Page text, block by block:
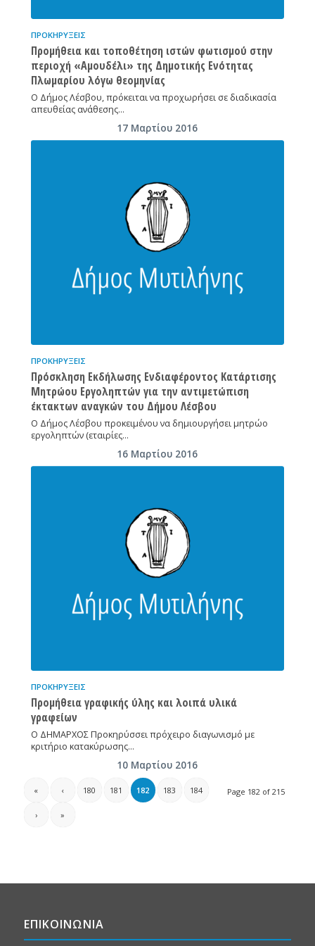
ΠΡΟΚΗΡΎΞΕΙΣ
Προμήθεια και τοποθέτηση ιστών φωτισμού στην
περιοχή «Αμουδέλι» της Δημοτικής Ενότητας
Πλωμαρίου λόγω θεομηνίας
Ο Δήμος Λέσβου, πρόκειται να προχωρήσει σε διαδικασία
απευθείας ανάθεσης…
17 Μαρτίου 2016
ΠΡΟΚΗΡΎΞΕΙΣ
Πρόσκληση Εκδήλωσης Ενδιαφέροντος Κατάρτισης
Μητρώου Εργοληπτών για την αντιμετώπιση
έκτακτων αναγκών του Δήμου Λέσβου
Ο Δήμος Λέσβου προκειμένου να δημιουργήσει μητρώο
εργοληπτών (εταιρίες…
16 Μαρτίου 2016
ΠΡΟΚΗΡΎΞΕΙΣ
Προμήθεια γραφικής ύλης και λοιπά υλικά
γραφείων
Ο ΔΗΜΑΡΧΟΣ Προκηρύσσει πρόχειρο διαγωνισμό με
κριτήριο κατακύρωσης…
10 Μαρτίου 2016
Page 182 of 215
« ‹ 180 181 182 183 184
› »
ΕΠΙΚΟΙΝΩΝΙΑ